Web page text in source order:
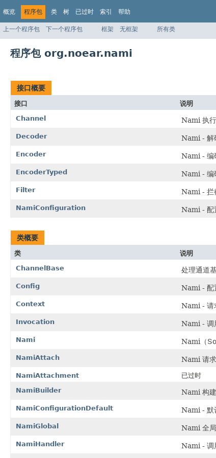
概览 程序包 类 树 已过时 索引 帮助
上一个程序包 下一个程序包 框架 无框架 所有类
程序包 org.noear.nami
接口概要
接口
说明
Channel
Nami 执
Decoder Nami - 解
Encoder Nami - 编
EncoderTyped Nami - 编
Filter Nami - 拦
NamiConfiguration Nami - 配
类概要
类
说明
ChannelBase
处理通道
Config Nami - 配
Context Nami - 请
Invocation Nami - 调
Nami Nami（
NamiAttach Nami 请
NamiAttachment
已过时
NamiBuilder
Nami 构
NamiConfigurationDefault Nami - 默
NamiGlobal Nami 全
NamiHandler Nami - 调